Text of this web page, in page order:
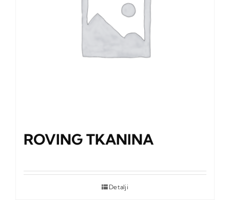
ROVING TKANINA
Detalji